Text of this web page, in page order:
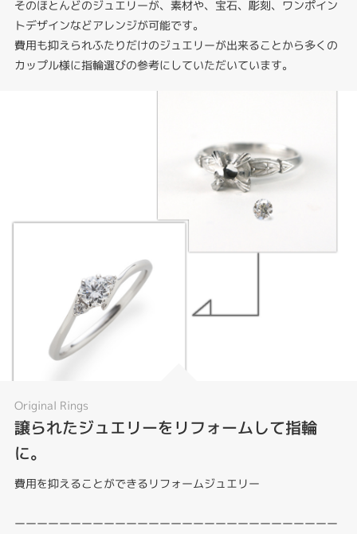
そのほとんどのジュエリーが、素材や、宝石、彫刻、ワンポイン
トデザインなどアレンジが可能です。
費用も抑えられふたりだけのジュエリーが出来ることから多くの
カップル様に指輪選びの参考にしていただいています。
Original Rings
譲られたジュエリーをリフォームして指輪
に。
費用を抑えることができるリフォームジュエリー
ーーーーーーーーーーーーーーーーーーーーーーーーーーーーー